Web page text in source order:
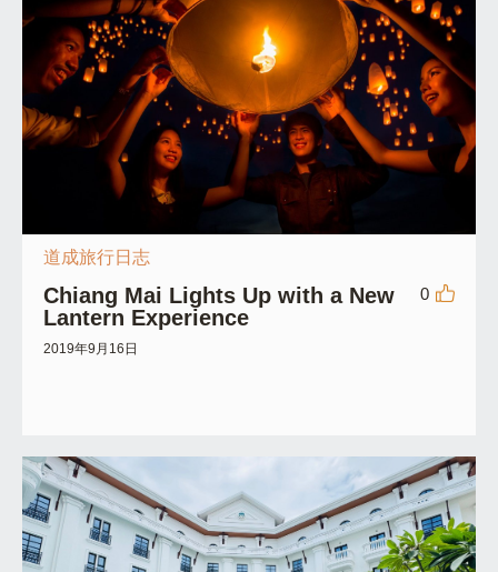
道成旅行日志
Chiang Mai Lights Up with a New
Lantern Experience
0
2019年9月16日